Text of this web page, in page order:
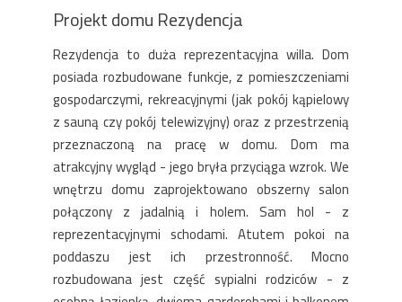
Projekt domu Rezydencja
Rezydencja to duża reprezentacyjna willa. Dom
posiada rozbudowane funkcje, z pomieszczeniami
gospodarczymi, rekreacyjnymi (jak pokój kąpielowy
z sauną czy pokój telewizyjny) oraz z przestrzenią
przeznaczoną na pracę w domu. Dom ma
atrakcyjny wygląd - jego bryła przyciąga wzrok. We
wnętrzu domu zaprojektowano obszerny salon
połączony z jadalnią i holem. Sam hol - z
reprezentacyjnymi schodami. Atutem pokoi na
poddaszu jest ich przestronność. Mocno
rozbudowana jest część sypialni rodziców - z